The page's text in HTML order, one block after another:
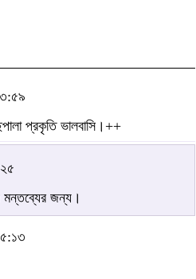
প্রকৃতি ভালবাসি।++
মন্তব্যের জন্য।